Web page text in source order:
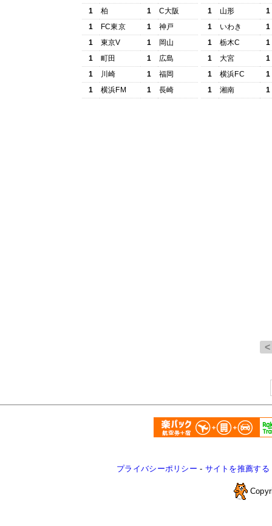
1
柏 1
C大阪
1
FC東京 1
神戸
1
東京V 1
岡山
1
町田 1
広島
1
川崎 1
福岡
1
横浜FM 1 長崎
1
山形
1
1
いわき
1
1
栃木C
1
1
大宮
1
1
横浜FC
1
1
湘南 1
プライバシーポリシー - サイトを推薦する